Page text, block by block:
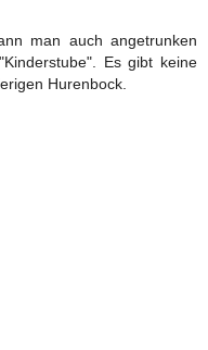
man auch angetrunken
Es gibt keine
Hurenbock.